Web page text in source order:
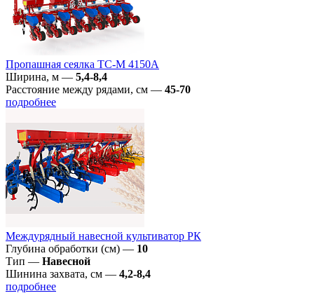
Пропашная сеялка TC-M 4150А
Ширина, м — 5,4-8,4
Расстояние между рядами, см — 45-70
подробнее
Междурядный навесной культиватор РК
Глубина обработки (см) — 10
Тип — Навесной
Шинина захвата, см — 4,2-8,4
подробнее